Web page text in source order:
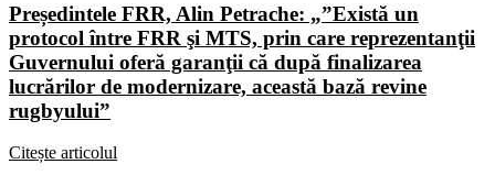
Președintele FRR, Alin Petrache: „”Există un
protocol între FRR şi MTS, prin care reprezentanţii
Guvernului oferă garanţii că după finalizarea
lucrărilor de modernizare, această bază revine
rugbyului”
Citește articolul